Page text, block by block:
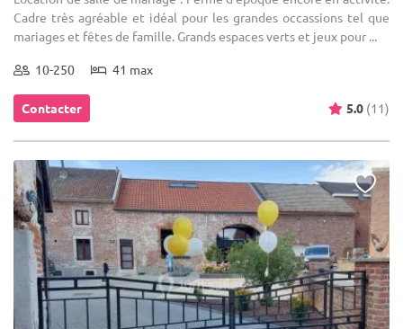
Cadre très agréable et idéal pour les grandes occassions tel que
mariages et fêtes de famille. Grands espaces verts et jeux pour ...
10-250 41 max
Contacter 5.0 (11)